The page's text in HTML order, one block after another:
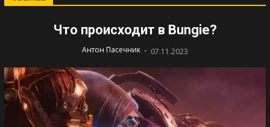
Что происходит в Bungie?
Антон Пасечник - 07.11.2023